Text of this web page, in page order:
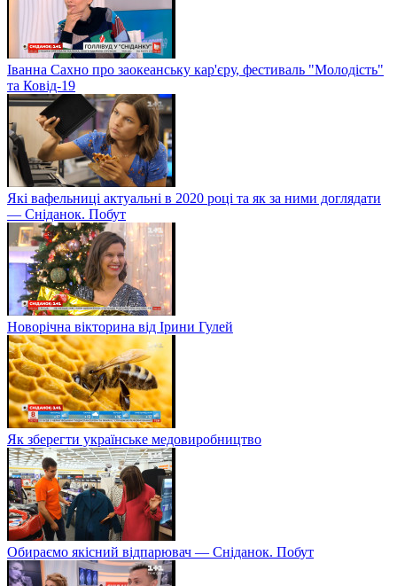
Іванна Сахно про заокеанську кар'єру, фестиваль "Молодість"
та Ковід-19
Які вафельниці актуальні в 2020 році та як за ними доглядати
— Сніданок. Побут
Новорічна вікторина від Ірини Гулей
Як зберегти українське медовиробництво
Обираємо якісний відпарювач — Сніданок. Побут